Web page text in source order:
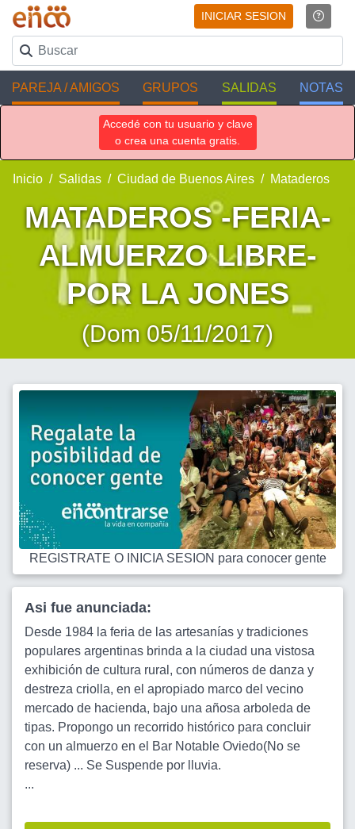
INICIAR SESION
PAREJA / AMIGOS GRUPOS SALIDAS NOTAS
Accedé con tu usuario y clave
o crea una cuenta gratis.
Inicio Salidas Ciudad de Buenos Aires Mataderos
MATADEROS -FERIA-
ALMUERZO LIBRE-
POR LA JONES
(Dom 05/11/2017)
REGISTRATE O INICIA SESION para conocer gente
Asi fue anunciada:
Desde 1984 la feria de las artesanías y tradiciones
populares argentinas brinda a la ciudad una vistosa
exhibición de cultura rural, con números de danza y
destreza criolla, en el apropiado marco del vecino
mercado de hacienda, bajo una añosa arboleda de
tipas. Propongo un recorrido histórico para concluir
con un almuerzo en el Bar Notable Oviedo(No se
reserva) ... Se Suspende por lluvia.
...